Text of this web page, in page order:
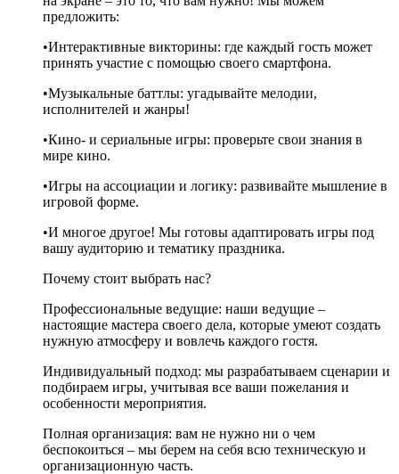
предложить:
•Интерактивные викторины: где каждый гость может
принять участие с помощью своего смартфона.
•Музыкальные баттлы: угадывайте мелодии,
исполнителей и жанры!
•Кино- и сериальные игры: проверьте свои знания в
мире кино.
•Игры на ассоциации и логику: развивайте мышление в
игровой форме.
•И многое другое! Мы готовы адаптировать игры под
вашу аудиторию и тематику праздника.
Почему стоит выбрать нас?
Профессиональные ведущие: наши ведущие –
настоящие мастера своего дела, которые умеют создать
нужную атмосферу и вовлечь каждого гостя.
Индивидуальный подход: мы разрабатываем сценарии и
подбираем игры, учитывая все ваши пожелания и
особенности мероприятия.
Полная организация: вам не нужно ни о чем
беспокоиться – мы берем на себя всю техническую и
организационную часть.